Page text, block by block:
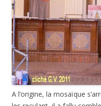
mosaïque neuve a été
Socra, pour l’essentiel «
sous la dictée de post-
d’après l’original, avec un
existante conservée et
Merci à G. V. et A. C. qui
illustrent cet article.